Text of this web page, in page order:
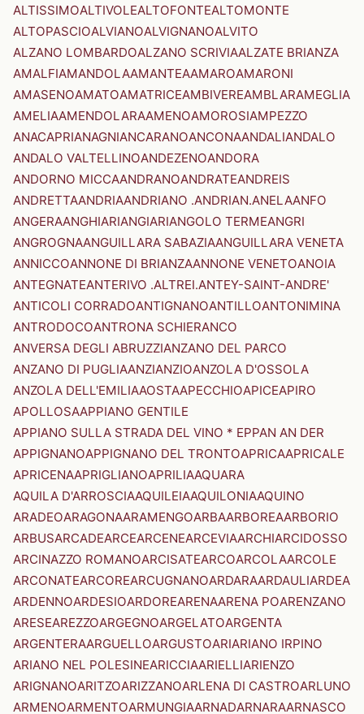
ALTISSIMOALTIVOLEALTOFONTEALTOMONTE
ALTOPASCIOALVIANOALVIGNANOALVITO
ALZANO LOMBARDOALZANO SCRIVIAALZATE BRIANZA
AMALFIAMANDOLAAMANTEAAMAROAMARONI
AMASENOAMATOAMATRICEAMBIVEREAMBLARAMEGLIA
AMELIAAMENDOLARAAMENOAMOROSIAMPEZZO
ANACAPRIANAGNIANCARANOANCONAANDALIANDALO
ANDALO VALTELLINOANDEZENOANDORA
ANDORNO MICCAANDRANOANDRATEANDREIS
ANDRETTAANDRIAANDRIANO .ANDRIAN.ANELAANFO
ANGERAANGHIARIANGIARIANGOLO TERMEANGRI
ANGROGNAANGUILLARA SABAZIAANGUILLARA VENETA
ANNICCOANNONE DI BRIANZAANNONE VENETOANOIA
ANTEGNATEANTERIVO .ALTREI.ANTEY-SAINT-ANDRE'
ANTICOLI CORRADOANTIGNANOANTILLOANTONIMINA
ANTRODOCOANTRONA SCHIERANCO
ANVERSA DEGLI ABRUZZIANZANO DEL PARCO
ANZANO DI PUGLIAANZIANZIOANZOLA D'OSSOLA
ANZOLA DELL'EMILIAAOSTAAPECCHIOAPICEAPIRO
APOLLOSAAPPIANO GENTILE
APPIANO SULLA STRADA DEL VINO * EPPAN AN DER
APPIGNANOAPPIGNANO DEL TRONTOAPRICAAPRICALE
APRICENAAPRIGLIANOAPRILIAAQUARA
AQUILA D'ARROSCIAAQUILEIAAQUILONIAAQUINO
ARADEOARAGONAARAMENGOARBAARBOREAARBORIO
ARBUSARCADEARCEARCENEARCEVIAARCHIARCIDOSSO
ARCINAZZO ROMANOARCISATEARCOARCOLAARCOLE
ARCONATEARCOREARCUGNANOARDARAARDAULIARDEA
ARDENNOARDESIOARDOREARENAARENA POARENZANO
ARESEAREZZOARGEGNOARGELATOARGENTA
ARGENTERAARGUELLOARGUSTOARIARIANO IRPINO
ARIANO NEL POLESINEARICCIAARIELLIARIENZO
ARIGNANOARITZOARIZZANOARLENA DI CASTROARLUNO
ARMENOARMENTOARMUNGIAARNADARNARAARNASCO